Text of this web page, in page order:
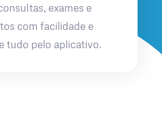
exames e
com facilidade e
tudo pelo aplicativo.